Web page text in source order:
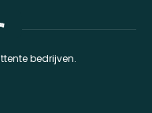
bedrijven.